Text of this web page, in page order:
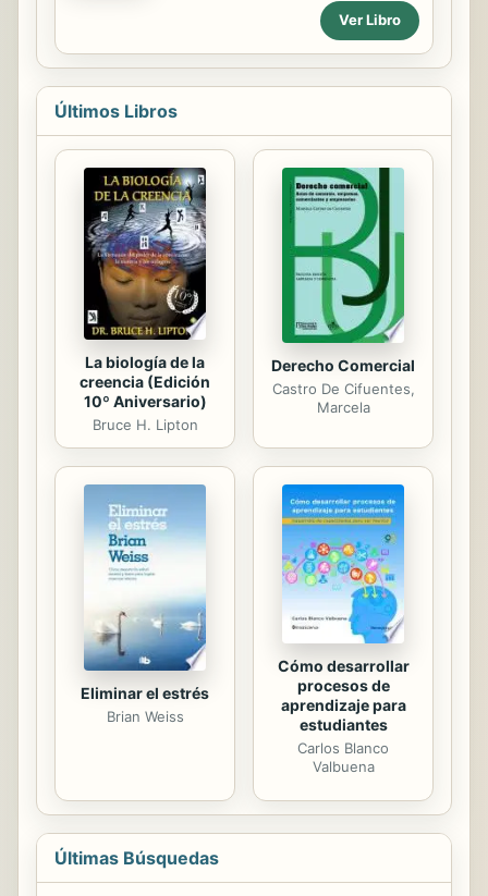
hechos y lugares importantes en la
más de tres años. Se peleaban por
los horarios. Peleaban por los malos
hábitos. Incluso se peleaban por la
cortadora de césped. Y además de
tener a su hijo, fue lo mejor que les
sus grandes éxitos, desde el Gran
Debate sobre el Control de la
Natalidad hasta el enfrentamiento de
las bromas de divorcio, ‘Las peleas
que tendrás después de tener un
bebé’ es una historia posparto con
esperanza. Presenta...
Ver Libro
Últimos Libros
La biología de la
creencia (Edición
10º Aniversario)
Bruce H. Lipton
Derecho Comercial
Castro De Cifuentes,
Marcela
Eliminar el estrés
Brian Weiss
Cómo desarrollar
procesos de
aprendizaje para
estudiantes
Carlos Blanco
Valbuena
Últimas Búsquedas